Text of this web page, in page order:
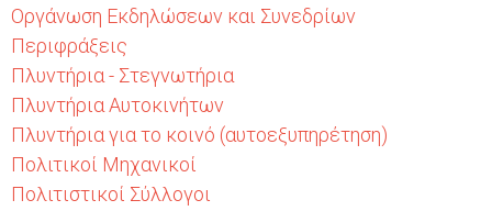
Οργάνωση Εκδηλώσεων και Συνεδρίων
Περιφράξεις
Πλυντήρια - Στεγνωτήρια
Πλυντήρια Αυτοκινήτων
Πλυντήρια για το κοινό (αυτοεξυπηρέτηση)
Πολιτικοί Μηχανικοί
Πολιτιστικοί Σύλλογοι